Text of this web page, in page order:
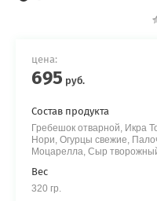
цена:
695 руб.
Состав продукта
Гребешок отварной, Икра
Нори, Огурцы свежие,
Моцарелла, Сыр
Вес
320 гр.